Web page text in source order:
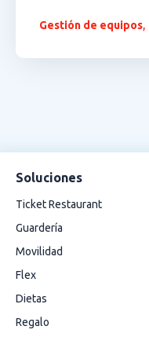
Gestión de equipos,
Soluciones
Ticket Restaurant
Guardería
Movilidad
Flex
Dietas
Regalo